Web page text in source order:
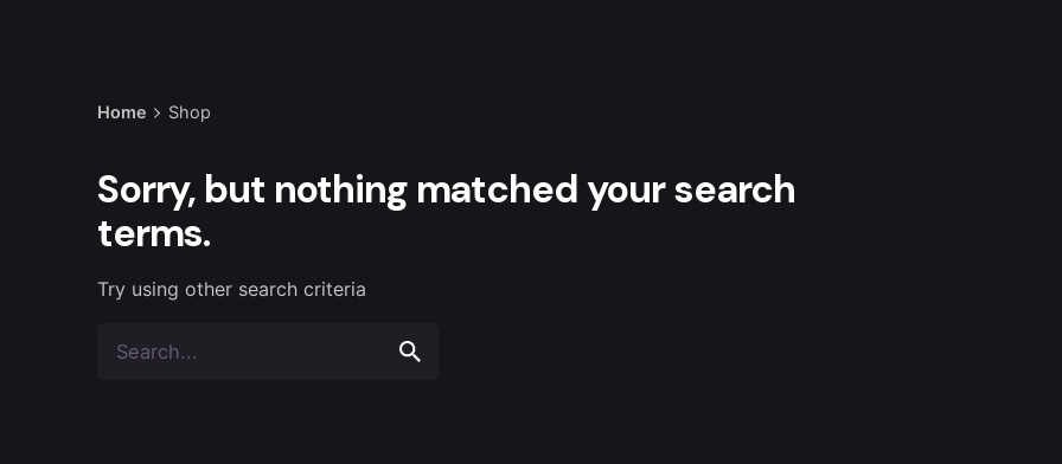
Home Shop
Sorry, but nothing matched your search
terms.
Try using other search criteria
for